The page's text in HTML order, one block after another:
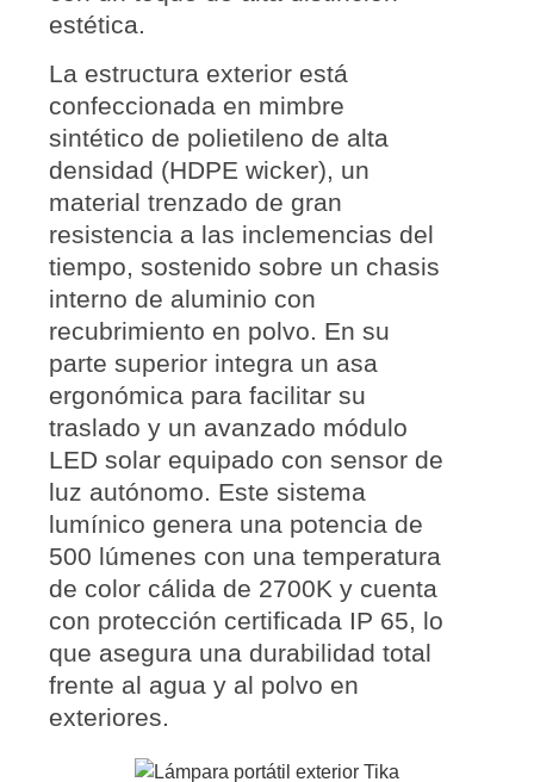
estética.
La estructura exterior está
confeccionada en mimbre
sintético de polietileno de alta
densidad (HDPE wicker), un
material trenzado de gran
resistencia a las inclemencias del
tiempo, sostenido sobre un chasis
interno de aluminio con
recubrimiento en polvo. En su
parte superior integra un asa
ergonómica para facilitar su
traslado y un avanzado módulo
LED solar equipado consensor de
luz autónomo. Este sistema
lumínico genera una potencia de
500 lúmenes con una temperatura
de color cálida de 2700K y cuenta
con protección certificada IP 65, lo
que asegura una durabilidad total
frente al agua y al polvo en
exteriores.